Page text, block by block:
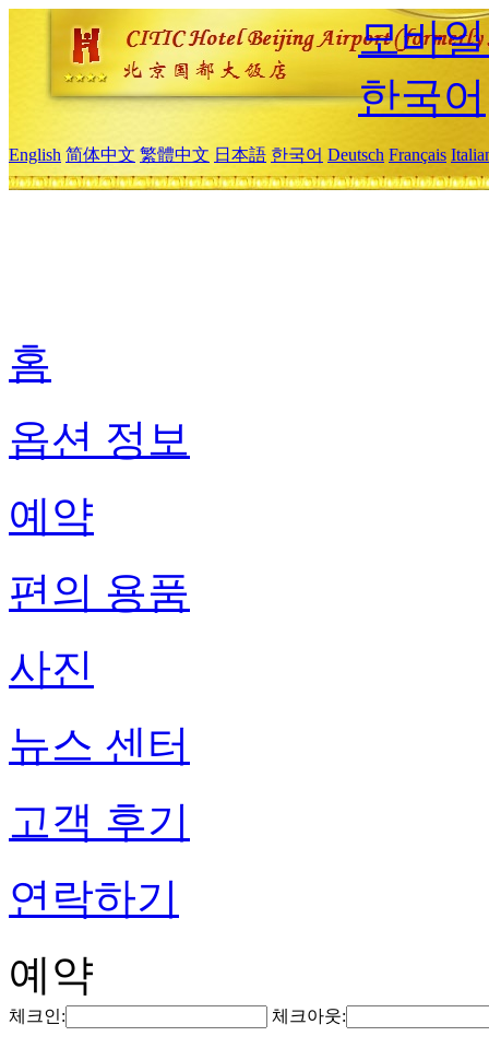
모바
한국어
English 简体中文 繁體中文 日本語 한국어 Deutsch Français
홈
옵션 정보
예약
편의 용품
사진
뉴스 센터
고객 후기
연락하기
예약
체크인: 체크아웃: